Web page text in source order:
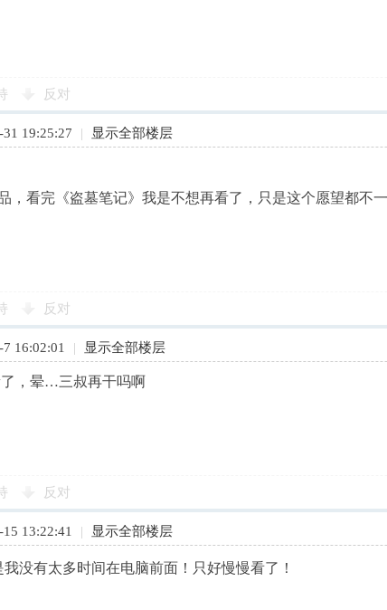
反对
19:25:27 | 显示全部楼层
，看完《盗墓笔记》我是不想再看了，只是这个愿望都不
反对
16:02:01 | 显示全部楼层
，晕…三叔再干吗啊
反对
13:22:41 | 显示全部楼层
没有太多时间在电脑前面！只好慢慢看了！